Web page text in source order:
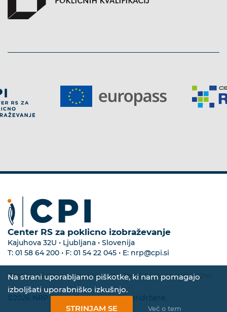
Na strani uporabljamo piškotke, ki nam pomagajo
izboljšati uporabniško izkušnjo.
STRINJAM SE
Več o tem
Center RS za poklicno izobraževanje
Kajuhova 32U • Ljubljana • Slovenija
T: 01 58 64 200 • F: 01 54 22 045 • E: nrp@cpi.si
Zemljevid strani•Dostopnost•Zasebnost •Izvedba KIVI
©2026 NRP Slovenija. Vse pravice pridržane.